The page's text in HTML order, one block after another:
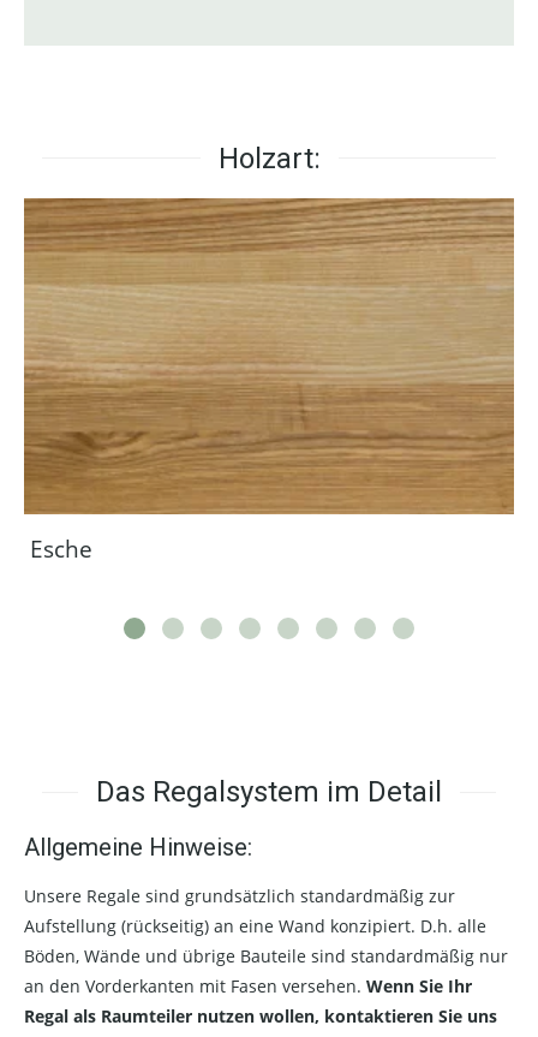
Holzart:
Esche
Das Regalsystem im Detail
Allgemeine Hinweise:
Unsere Regale sind grundsätzlich standardmäßig zur
Aufstellung (rückseitig) an eine Wand konzipiert. D.h. alle
Böden, Wände und übrige Bauteile sind standardmäßig nur
an den Vorderkanten mit Fasen versehen. Wenn Sie Ihr
Regal als Raumteiler nutzen wollen, kontaktieren Sie uns